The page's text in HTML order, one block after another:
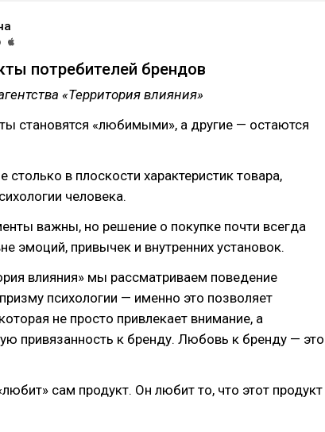
потребителей брендов
«Территория влияния»
становятся «любимыми», а другие — остаются
столько в плоскости характеристик товара,
человека.
важны, но решение о покупке почти всегда
эмоций, привычек и внутренних установок.
влияния» мы рассматриваем поведение
психологии — именно это позволяет
не просто привлекает внимание, а
привязанность к бренду. Любовь к бренду — это
сам продукт. Он любит то, что этот продукт